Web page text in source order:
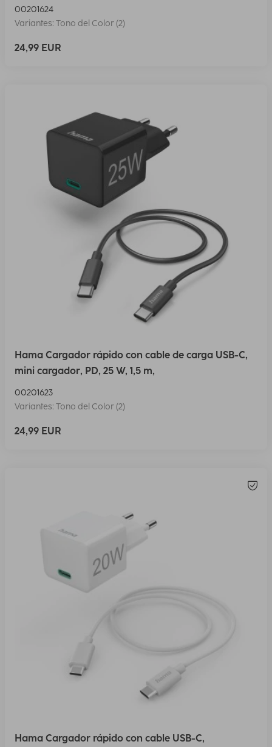
00201624
Variantes: Tono del Color (2)
24,99 EUR
Hama Cargador rápido con cable de carga USB-C,
mini cargador, PD, 25 W, 1,5 m,
00201623
Variantes: Tono del Color (2)
24,99 EUR
Hama Cargador rápido con cable USB-C,